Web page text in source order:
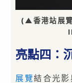
(▲香港站展
亮點四：
展覽結合光